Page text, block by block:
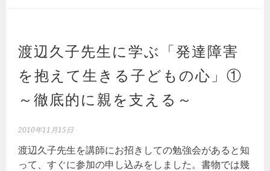
渡辺久子先生に学ぶ「発達障害
を抱えて生きる子どもの心」①
～徹底的に親を支える～
2010年11月15日
渡辺久子先生を講師にお招きしての勉強会があると知
って、すぐに参加の申し込みをしました。書物では幾